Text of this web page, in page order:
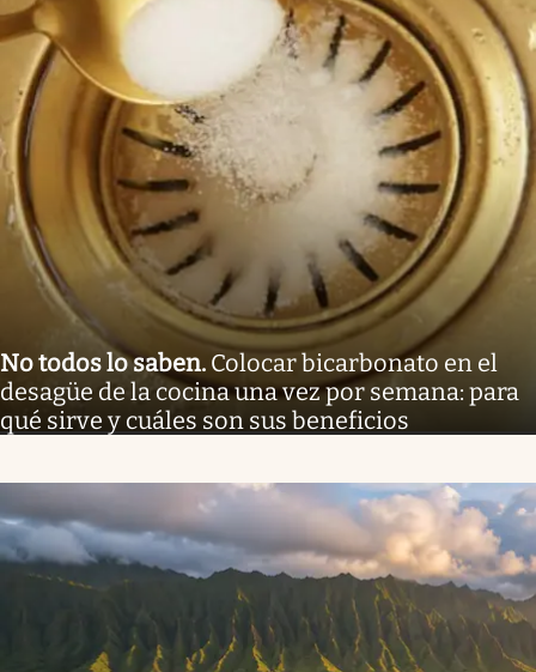
No todos lo saben. Colocar bicarbonato en el
desagüe de la cocina una vez por semana: para
qué sirve y cuáles son sus beneficios